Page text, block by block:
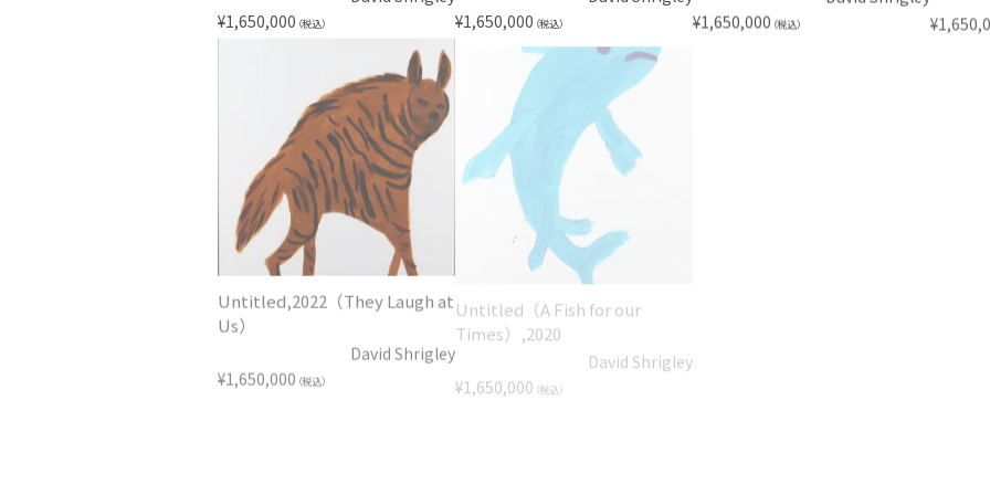
¥1,650,000 （税込）
¥1,650,000 （税込）
¥1,650,000 （税込）
¥
Untitled,2022（They Laugh at
Us）
David Shrigley
¥1,650,000
Times）,2020